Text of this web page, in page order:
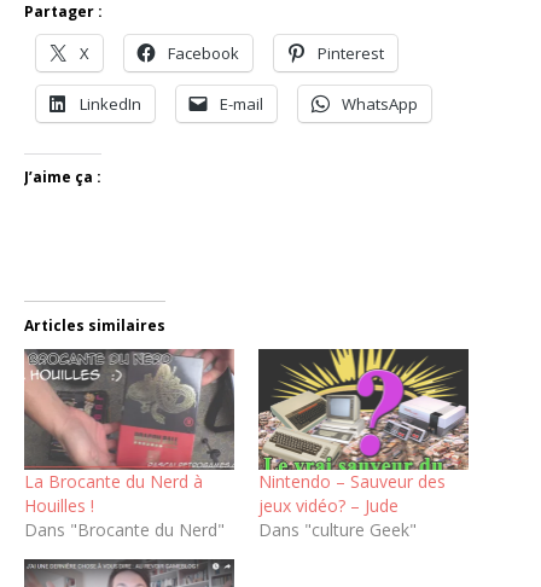
Partager :
X Facebook Pinterest
LinkedIn E-mail WhatsApp
J’aime ça :
Articles similaires
La Brocante du Nerd à
Houilles !
Dans "Brocante du Nerd"
Nintendo – Sauveur des
jeux vidéo? – Jude
Dans "culture Geek"